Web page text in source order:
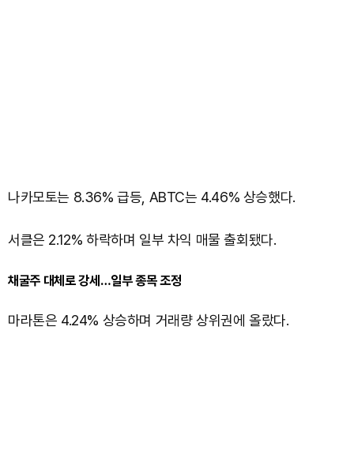
나카모토는 8.36% 급등, ABTC는 4.46% 상승했다.
서클은 2.12% 하락하며 일부 차익 매물 출회됐다.
채굴주 대체로 강세…일부 종목 조정
마라톤은 4.24% 상승하며 거래량 상위권에 올랐다.